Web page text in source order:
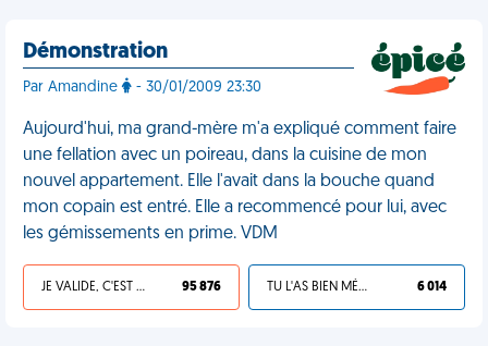
Démonstration
Par Amandine - 30/01/2009 23:30
Aujourd'hui, ma grand-mère m'a expliqué comment faire
une fellation avec un poireau, dans la cuisine de mon
nouvel appartement. Elle l'avait dans la bouche quand
mon copain est entré. Elle a recommencé pour lui, avec
les gémissements en prime. VDM
JE VALIDE, C'EST UNE VDM 95 876 TU L'AS BIEN MÉRITÉ 6 014